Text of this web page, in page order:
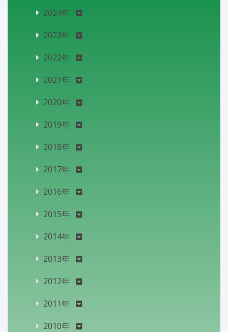
2024年
2023年
2022年
2021年
2020年
2019年
2018年
2017年
2016年
2015年
2014年
2013年
2012年
2011年
2010年